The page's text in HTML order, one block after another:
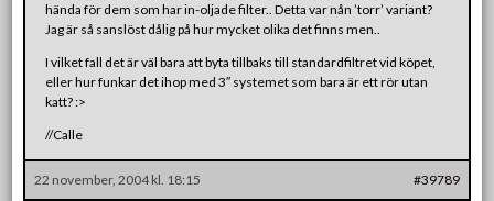
hända för dem som har in-oljade filter.. Detta var nån ’torr’ variant?
Jag är så sanslöst dålig på hur mycket olika det finns men..
I vilket fall det är väl bara att byta tillbaks till standardfiltret vid köpet,
eller hur funkar det ihop med 3″ systemet som bara är ett rör utan
katt? :>
//Calle
22 november, 2004 kl. 18:15 #39789